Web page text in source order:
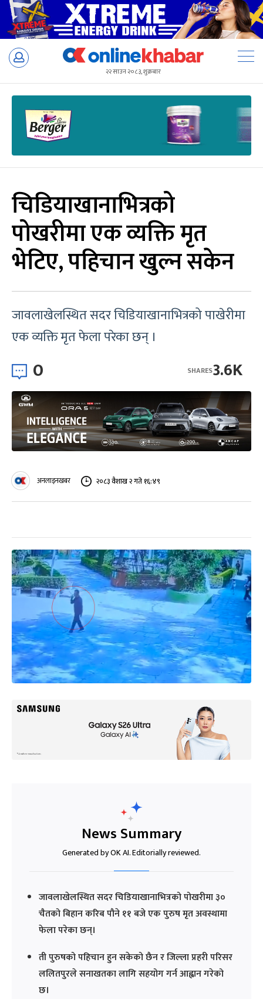
Skip
२२ साउन २०८३, शुक्रबार
चिडियाखानाभित्रको
पोखरीमा एक व्यक्ति मृत
भेटिए, पहिचान खुल्न सकेन
जावलाखेलस्थित सदर चिडियाखानाभित्रको पाखेरीमा
एक व्यक्ति मृत फेला परेका छन् ।
0 3.6K
SHARES
अनलाइनखबर २०८३ वैशाख २ गते १६:४९
News Summary
Generated by OK AI. Editorially reviewed.
जावलाखेलस्थित सदर चिडियाखानाभित्रको पोखरीमा ३०
चैतको बिहान करिब पौने ११ बजे एक पुरुष मृत अवस्थामा
फेला परेका छन्।
ती पुरुषको पहिचान हुन सकेको छैन र जिल्ला प्रहरी परिसर
ललितपुरले सनाखतका लागि सहयोग गर्न आह्वान गरेको
छ।